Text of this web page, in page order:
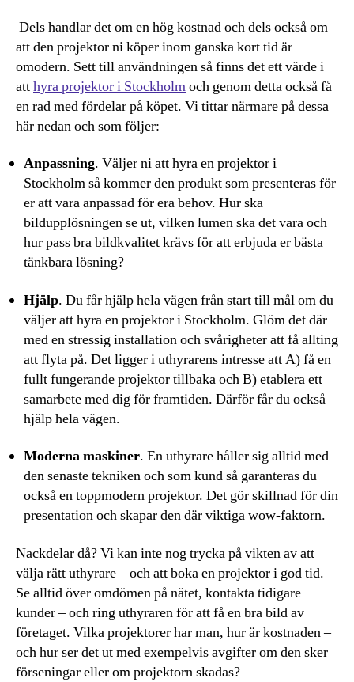
Dels handlar det om en hög kostnad och dels också om
att den projektor ni köper inom ganska kort tid är
omodern. Sett till användningen så finns det ett värde i
atthyra projektor i Stockholmoch genom detta också få
en rad med fördelar på köpet. Vi tittar närmare på dessa
här nedan och som följer:
Anpassning. Väljer ni att hyra en projektor i
Stockholm så kommer den produkt som presenteras för
er att vara anpassad för era behov. Hur ska
bildupplösningen se ut, vilken lumen ska det vara och
hur pass bra bildkvalitet krävs för att erbjuda er bästa
tänkbara lösning?
Hjälp. Du får hjälp hela vägen från start till mål om du
väljer att hyra en projektor i Stockholm. Glöm det där
med en stressig installation och svårigheter att få allting
att flyta på. Det ligger i uthyrarens intresse att A) få en
fullt fungerande projektor tillbaka och B) etablera ett
samarbete med dig för framtiden. Därför får du också
hjälp hela vägen.
Moderna maskiner. En uthyrare håller sig alltid med
den senaste tekniken och som kund så garanteras du
också en toppmodern projektor. Det gör skillnad för din
presentation och skapar den där viktiga wow-faktorn.
Nackdelar då? Vi kan inte nog trycka på vikten av att
välja rätt uthyrare – och att boka en projektor i god tid.
Se alltid över omdömen på nätet, kontakta tidigare
kunder – och ring uthyraren för att få en bra bild av
företaget. Vilka projektorer har man, hur är kostnaden –
och hur ser det ut med exempelvis avgifter om den sker
förseningar eller om projektorn skadas?